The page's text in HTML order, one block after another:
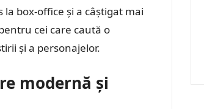
la box-office și a câștigat mai
cei care caută o
și a personajelor.
modernă și